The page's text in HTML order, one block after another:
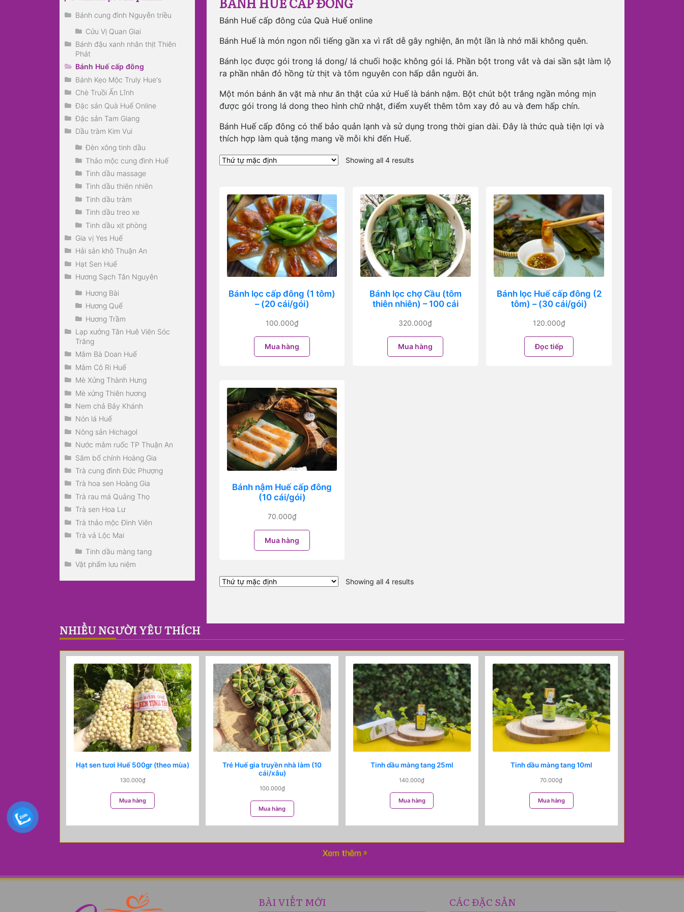
Bánh Huế cấp đông của Quà Huế online
Bánh Huế là món ngon nổi tiếng gần xa vì rất dễ gây nghiện, ăn một lần là nhớ mãi không quên.
Bánh lọc được gói trong lá dong/ lá chuối hoặc không gói lá. Phần bột trong vắt và dai sần sật làm lộ
ra phần nhân đỏ hồng từ thịt và tôm nguyên con hấp dẫn người ăn.
Một món bánh ăn vặt mà như ăn thật của xứ Huế là bánh nậm. Bột chút bột trắng ngần mỏng mịn
được gói trong lá dong theo hình chữ nhật, điểm xuyết thêm tôm xay đỏ au và đem hấp chín.
Bánh Huế cấp đông có thể bảo quản lạnh và sử dụng trong thời gian dài. Đây là thức quà tiện lợi và
thích hợp làm quà tặng mang về mỗi khi đến Huế.
Showing all 4 results
Bánh lọc cấp đông (1 tôm)
– (20 cái/gói)
100.000₫
Mua hàng
Bánh lọc chợ Cầu (tôm
thiên nhiên) – 100 cái
320.000₫
Mua hàng
Bánh lọc Huế cấp đông (2
tôm) – (30 cái/gói)
120.000₫
Đọc tiếp
Bánh nậm Huế cấp đông
(10 cái/gói)
70.000₫
Mua hàng
Showing all 4 results
Bánh cung đình Nguyễn triều
Cửu Vị Quan Giai
Bánh đậu xanh nhân thịt Thiên
Phát
Bánh Huế cấp đông
Bánh Kẹo Mộc Truly Hue's
Chè Truồi Ấn Lĩnh
Đặc sản Quà Huế Online
Đặc sản Tam Giang
Dầu tràm Kim Vui
Đèn xông tinh dầu
Thảo mộc cung đình Huế
Tinh dầu massage
Tinh dầu thiên nhiên
Tinh dầu tràm
Tinh dầu treo xe
Tinh dầu xịt phòng
Gia vị Yes Huế
Hải sản khô Thuận An
Hạt Sen Huế
Hương Sạch Tân Nguyên
Hương Bài
Hương Quế
Hương Trầm
Lạp xưởng Tân Huê Viên Sóc
Trăng
Mắm Bà Doan Huế
Mắm Cô Ri Huế
Mè Xửng Thành Hưng
Mè xửng Thiên hương
Nem chả Bảy Khánh
Nón lá Huế
Nông sản Hichagol
Nước mắm ruốc TP Thuận An
Sâm bố chính Hoàng Gia
Trà cung đình Đức Phượng
Trà hoa sen Hoàng Gia
Trà rau má Quảng Thọ
Trà sen Hoa Lư
Trà thảo mộc Đình Viên
Trà vả Lộc Mai
Tinh dầu màng tang
Vật phẩm lưu niệm
NHIỀU NGƯỜI YÊU THÍCH
Hạt sen tươi Huế 500gr (theo mùa)
130.000₫
Mua hàng
Tré Huế gia truyền nhà làm (10
cái/xâu)
100.000₫
Mua hàng
Tinh dầu màng tang 25ml
140.000₫
Mua hàng
Tinh dầu màng tang 10ml
70.000₫
Mua hàng
Xem thêm
BÀI VIẾT MỚI CÁC ĐẶC SẢN